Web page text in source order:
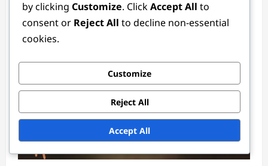
Related Stories
Κωδικοί Δώρων
by clicking Customize. ClickAccept All to
consent or Reject All to decline non-essential
cookies.
Customize
Reject All
Accept All